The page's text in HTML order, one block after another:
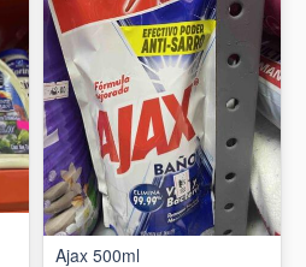
Ajax 500ml